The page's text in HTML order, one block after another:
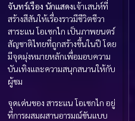
จันทร์เรือง นักแสดงเจ้าเสน่ห์ที่
สร้างสีสันให้เรื่องราวมีชีวิตชีวา
สาระแน โอเซกไก เป็นภาพยนตร์
สัญชาติไทยที่ถูกสร้างขึ้นในปี โดย
มีจุดมุ่งหมายหลักเพื่อมอบความ
บันเทิงและความสนุกสนานให้กับ
ผู้ชม
จุดเด่นของ สาระแน โอเซกไก อยู่
ที่การผสมผสานอารมณ์ขันแบบ